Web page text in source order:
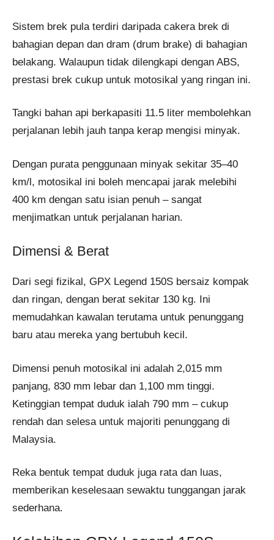
Sistem brek pula terdiri daripada cakera brek di
bahagian depan dan dram (drum brake) di bahagian
belakang. Walaupun tidak dilengkapi dengan ABS,
prestasi brek cukup untuk motosikal yang ringan ini.
Tangki bahan api berkapasiti 11.5 liter membolehkan
perjalanan lebih jauh tanpa kerap mengisi minyak.
Dengan purata penggunaan minyak sekitar 35–40
km/l, motosikal ini boleh mencapai jarak melebihi
400 km dengan satu isian penuh – sangat
menjimatkan untuk perjalanan harian.
Dimensi & Berat
Dari segi fizikal, GPX Legend 150S bersaiz kompak
dan ringan, dengan berat sekitar 130 kg. Ini
memudahkan kawalan terutama untuk penunggang
baru atau mereka yang bertubuh kecil.
Dimensi penuh motosikal ini adalah 2,015 mm
panjang, 830 mm lebar dan 1,100 mm tinggi.
Ketinggian tempat duduk ialah 790 mm – cukup
rendah dan selesa untuk majoriti penunggang di
Malaysia.
Reka bentuk tempat duduk juga rata dan luas,
memberikan keselesaan sewaktu tunggangan jarak
sederhana.